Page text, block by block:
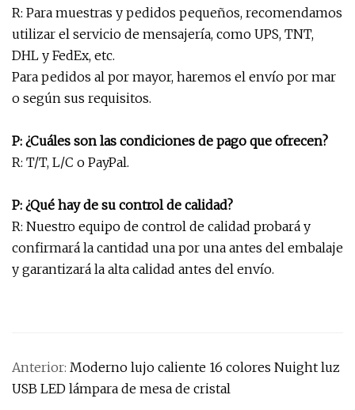
R: Para muestras y pedidos pequeños, recomendamos
utilizar el servicio de mensajería, como UPS, TNT,
DHL y FedEx, etc.
Para pedidos al por mayor, haremos el envío por mar
o según sus requisitos.
P: ¿Cuáles son las condiciones de pago que ofrecen?
R: T/T, L/C o PayPal.
P: ¿Qué hay de su control de calidad?
R: Nuestro equipo de control de calidad probará y
confirmará la cantidad una por una antes del embalaje
y garantizará la alta calidad antes del envío.
Anterior: Moderno lujo caliente 16 colores Nuight luz
USB LED lámpara de mesa de cristal